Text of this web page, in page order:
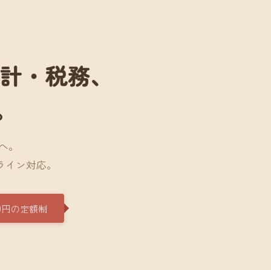
・税務、
。
ン対応。
の定額制